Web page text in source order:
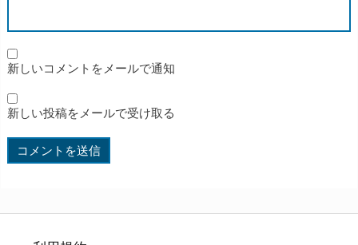
新しいコメントをメールで通知
新しい投稿をメールで受け取る